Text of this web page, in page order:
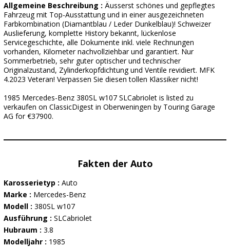
Allgemeine Beschreibung : Äusserst schönes und gepflegtes
Fahrzeug mit Top-Ausstattung und in einer ausgezeichneten
Farbkombination (Diamantblau / Leder Dunkelblau)! Schweizer
Auslieferung, komplette History bekannt, lückenlose
Servicegeschichte, alle Dokumente inkl. viele Rechnungen
vorhanden, Kilometer nachvollziehbar und garantiert. Nur
Sommerbetrieb, sehr guter optischer und technischer
Originalzustand, Zylinderkopfdichtung und Ventile revidiert. MFK
4.2023 Veteran! Verpassen Sie diesen tollen Klassiker nicht!
1985 Mercedes-Benz 380SL w107 SLCabriolet is listed zu
verkaufen on ClassicDigest in Oberweningen by Touring Garage
AG for €37900.
Fakten der Auto
Karosserietyp : Auto
Marke : Mercedes-Benz
Modell : 380SL w107
Ausführung : SLCabriolet
Hubraum : 3.8
Modelljahr : 1985